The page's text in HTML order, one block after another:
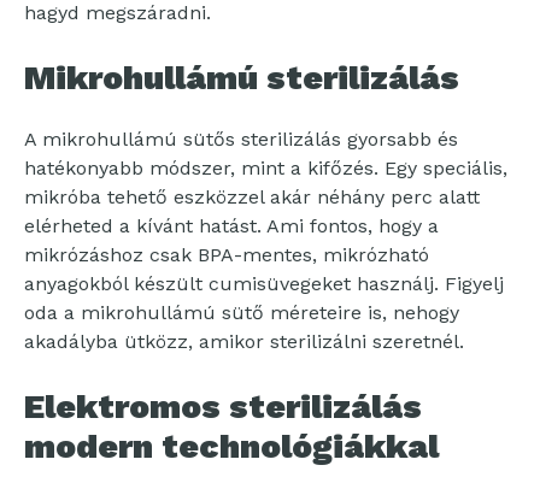
hagyd megszáradni.
Mikrohullámú sterilizálás
A mikrohullámú sütős sterilizálás gyorsabb és
hatékonyabb módszer, mint a kifőzés. Egy speciális,
mikróba tehető eszközzel akár néhány perc alatt
elérheted a kívánt hatást. Ami fontos, hogy a
mikrózáshoz csak BPA-mentes, mikrózható
anyagokból készült cumisüvegeket használj. Figyelj
oda a mikrohullámú sütő méreteire is, nehogy
akadályba ütközz, amikor sterilizálni szeretnél.
Elektromos sterilizálás
modern technológiákkal